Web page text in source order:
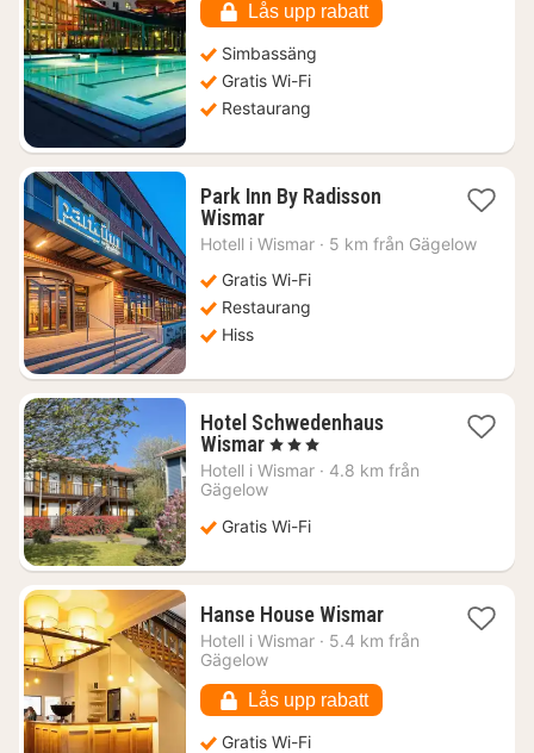
Lås upp rabatt
Simbassäng
Gratis Wi-Fi
Restaurang
Park Inn By Radisson
Wismar1
natt
1166
kr.
Hotell i Wismar · 5 km från Gägelow
Gratis Wi-Fi
Restaurang
Hiss
Hotel Schwedenhaus
Wismar1
natt
från
kr.
, 3 Stjärnor
Hotell i Wismar · 4.8 km från
Gägelow
Gratis Wi-Fi
Hanse House Wismar1
natt
kr.
Hotell i Wismar · 5.4 km från
Gägelow
Lås upp rabatt
Gratis Wi-Fi